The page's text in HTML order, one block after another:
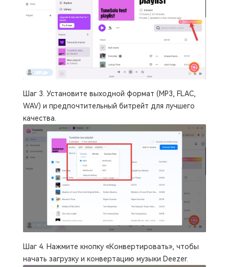
Шаг 3. Установите выходной формат (MP3, FLAC,
WAV) и предпочтительный битрейт для лучшего
качества.
Шаг 4. Нажмите кнопку «Конвертировать», чтобы
начать загрузку и конвертацию музыки Deezer.